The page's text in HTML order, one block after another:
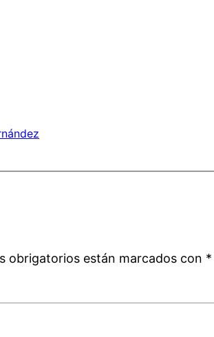
obrigatorios están marcados con *